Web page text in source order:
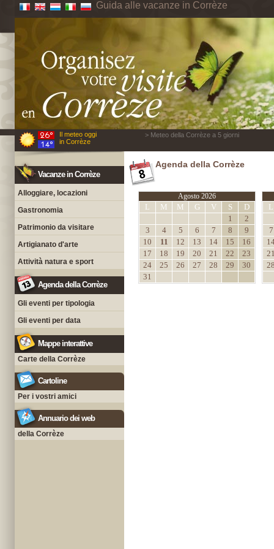
Guida alle vacanze in Corrèze
Il meteo oggi
in Corrèze
> Meteo della Corrèze a 5 giorni
Vacanze in Corrèze
Alloggiare, locazioni
Gastronomia
Patrimonio da visitare
Artigianato d'arte
Attività natura e sport
Agenda della Corrèze
Gli eventi per tipologia
Gli eventi per data
Mappe interattive
Carte della Corrèze
Cartoline
Per i vostri amici
Annuario dei web
della Corrèze
Agenda della Corrèze
Agosto 2026
L M M G V S
D
1
2
3
4 5 6 7 8
9
10
11 12 13 14 15
16
17
18 19 20 21 22
23
24
25 26 27 28 29
30
31
L
7